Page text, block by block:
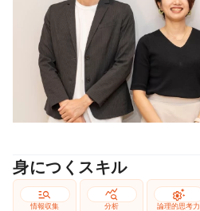
身につくスキル
manage_search
情報収集
query_stats
分析
settings_suggest
論理的思考力